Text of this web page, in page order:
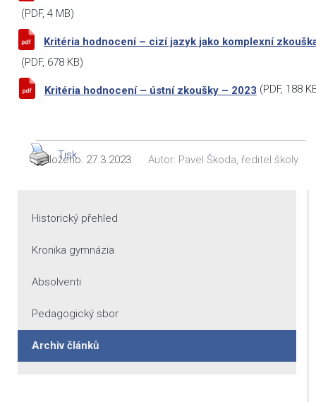
(PDF, 4 MB)
Kritéria hodnocení – cizí jazyk jako komplexní
(PDF, 678 KB)
Kritéria hodnocení – ústní zkoušky – 2023 (PDF, 188
Tisk
Vloženo: 27.3.2023 Autor: Pavel Škoda, ředitel školy
Historický přehled
Kronika gymnázia
Absolventi
Pedagogický sbor
Archiv článků